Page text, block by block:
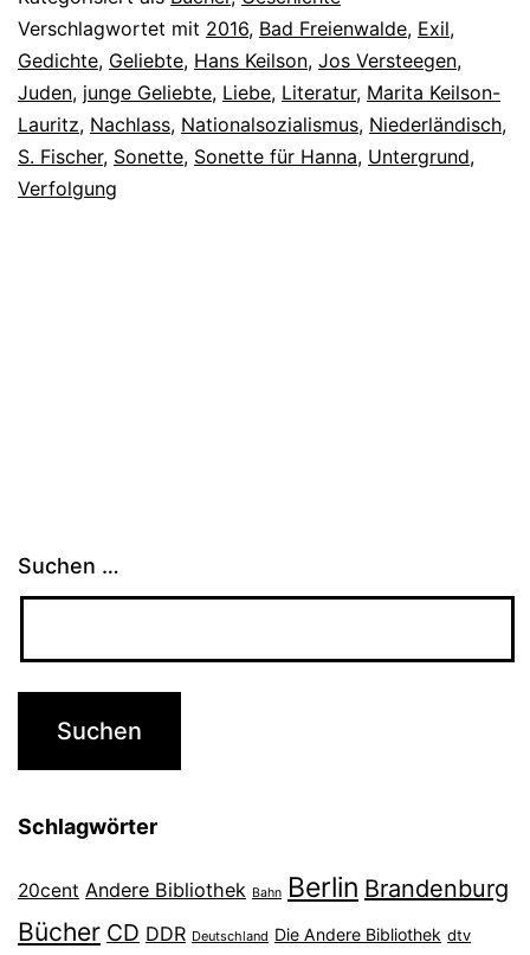
Verschlagwortet mit 2016, Bad Freienwalde, Exil,
Gedichte, Geliebte, Hans Keilson, Jos Versteegen,
Juden, junge Geliebte, Liebe, Literatur, Marita Keilson-
Lauritz, Nachlass, Nationalsozialismus, Niederländisch,
S. Fischer, Sonette, Sonette für Hanna, Untergrund,
Verfolgung
Suchen …
Schlagwörter
20cent Andere Bibliothek Bahn Berlin Brandenburg
Bücher CD DDR Deutschland Die Andere Bibliothek dtv